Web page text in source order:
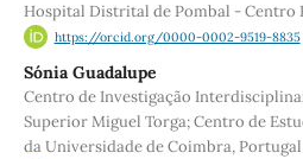
Hospital Distrital de Pombal - Centro
https://orcid.org/0000-0002-9519-8835
Sónia Guadalupe
Centro de Investigação
Superior Miguel Torga; Centro de
da Universidade de Coimbra, Portugal